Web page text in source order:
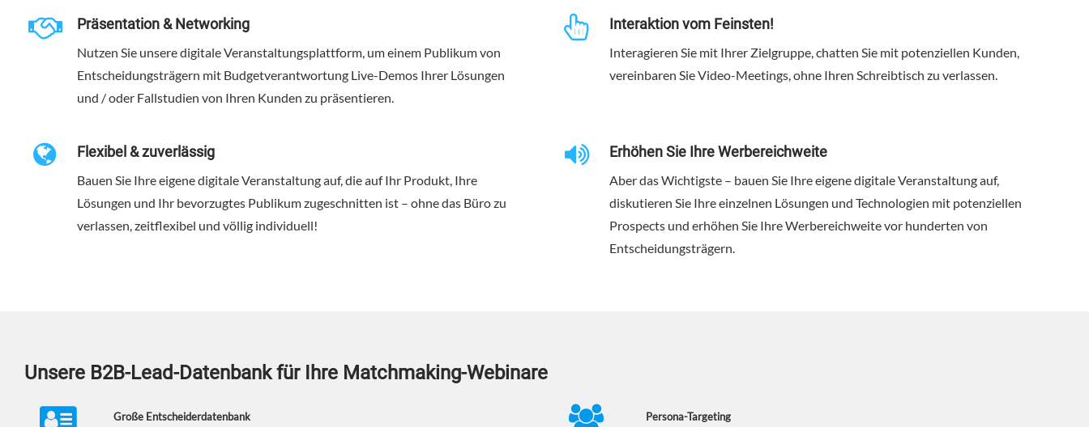
Präsentation & Networking
Nutzen Sie unsere digitale Veranstaltungsplattform, um einem Publikum von
Entscheidungsträgern mit Budgetverantwortung Live-Demos Ihrer Lösungen
und / oder Fallstudien von Ihren Kunden zu präsentieren.
Interaktion vom Feinsten!
Interagieren Sie mit Ihrer Zielgruppe, chatten Sie mit potenziellen Kunden,
vereinbaren Sie Video-Meetings, ohne Ihren Schreibtisch zu verlassen.
Flexibel & zuverlässig
Bauen Sie Ihre eigene digitale Veranstaltung auf, die auf Ihr Produkt, Ihre
Lösungen und Ihr bevorzugtes Publikum zugeschnitten ist – ohne das Büro zu
verlassen, zeitflexibel und völlig individuell!
Erhöhen Sie Ihre Werbereichweite
Aber das Wichtigste – bauen Sie Ihre eigene digitale Veranstaltung auf,
diskutieren Sie Ihre einzelnen Lösungen und Technologien mit potenziellen
Prospects und erhöhen Sie Ihre Werbereichweite vor hunderten von
Entscheidungsträgern.
Unsere B2B-Lead-Datenbank für Ihre Matchmaking-Webinare
Große Entscheiderdatenbank Persona-Targeting